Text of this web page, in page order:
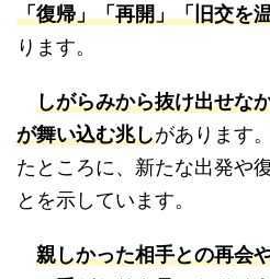
「復帰」「再開」「旧交を
ります。
しがらみから抜け出せな
が舞い込む兆しがあります
たところに、新たな出発や
とを示しています。
親しかった相手との再会